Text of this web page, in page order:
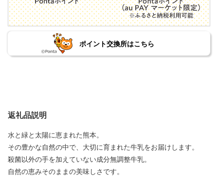
ポイント交換所はこちら
返礼品説明
水と緑と太陽に恵まれた熊本。
その豊かな自然の中で、大切に育まれた牛乳をお届けします。
殺菌以外の手を加えていない成分無調整牛乳。
自然の恵みそのままの美味しさです。